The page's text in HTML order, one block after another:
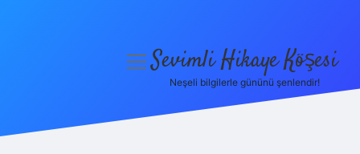
menüyüSevimli Hikaye Köşesi
Neşeli bilgilerle gününü şenlendir!